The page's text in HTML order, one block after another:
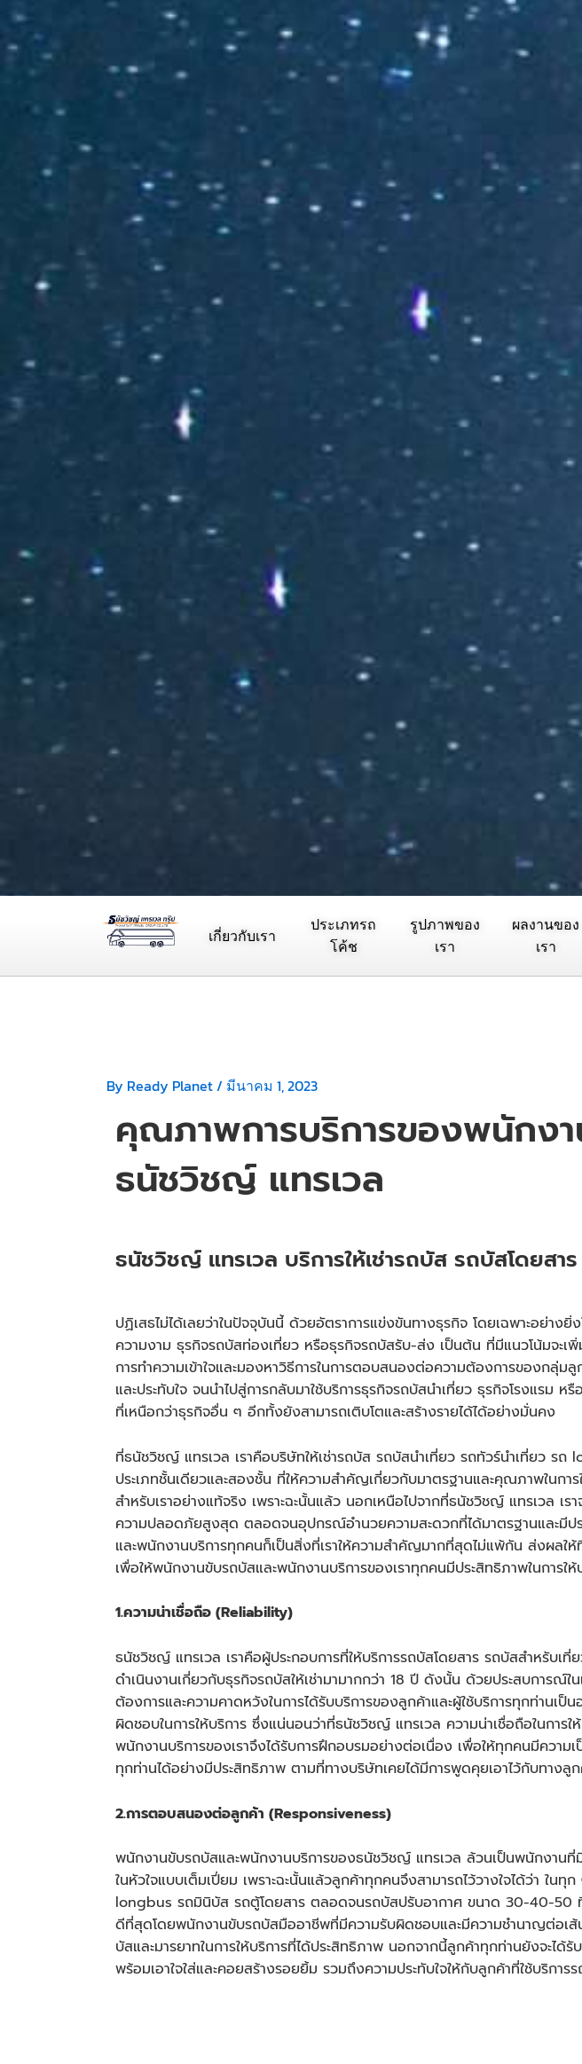
เกี่ยวกับเรา
ประเภทรถ
โค้ช
รูปภาพของ
เรา
ผลงานของ
เรา
By Ready Planet/ มีนาคม 1, 2023
คุณภาพการบริการของพนักง
ธนัชวิชญ์ แทรเวล
ธนัชวิชญ์ แทรเวล บริการให้เช่ารถบัส รถบัสโดยสา
ปฏิเสธไม่ได้เลยว่าในปัจจุบันนี้ ด้วยอัตราการแข่งขันทางธุรกิจ โดยเฉพาะอย่าง
ความงาม ธุรกิจรถบัสท่องเที่ยว หรือธุรกิจรถบัสรับ-ส่ง เป็นต้น ที่มีแนวโน้มจะเ
การทำความเข้าใจและมองหาวิธีการในการตอบสนองต่อความต้องการของกลุ่
และประทับใจ จนนำไปสู่การกลับมาใช้บริการธุรกิจรถบัสนำเที่ยว ธุรกิจโรงแรม ห
ที่เหนือกว่าธุรกิจอื่น ๆ อีกทั้งยังสามารถเติบโตและสร้างรายได้ได้อย่างมั่นคง
ที่ธนัชวิชญ์ แทรเวล เราคือบริษัทให้เช่ารถบัส รถบัสนำเที่ยว รถทัวร์นำเที่ยว ร
ประเภทชั้นเดียวและสองชั้น ที่ให้ความสำคัญเกี่ยวกับมาตรฐานและคุณภาพใน
สำหรับเราอย่างแท้จริง เพราะฉะนั้นแล้ว นอกเหนือไปจากที่ธนัชวิชญ์ แทรเวล เรา
ความปลอดภัยสูงสุด ตลอดจนอุปกรณ์อำนวยความสะดวกที่ได้มาตรฐานและมี
และพนักงานบริการทุกคนก็เป็นสิ่งที่เราให้ความสำคัญมากที่สุดไม่แพ้กัน ส่งผลให้
เพื่อให้พนักงานขับรถบัสและพนักงานบริการของเราทุกคนมีประสิทธิภาพในการ
1.ความน่าเชื่อถือ (Reliability)
ธนัชวิชญ์ แทรเวล เราคือผู้ประกอบการที่ให้บริการรถบัสโดยสาร รถบัสสำหรับเ
ดำเนินงานเกี่ยวกับธุรกิจรถบัสให้เช่ามามากกว่า 18 ปี ดังนั้น ด้วยประสบการณ์ใ
ต้องการและความคาดหวังในการได้รับบริการของลูกค้าและผู้ใช้บริการทุกท่านเ
ผิดชอบในการให้บริการ ซึ่งแน่นอนว่าที่ธนัชวิชญ์ แทรเวล ความน่าเชื่อถือในกา
พนักงานบริการของเราจึงได้รับการฝึกอบรมอย่างต่อเนื่อง เพื่อให้ทุกคนมีควา
ทุกท่านได้อย่างมีประสิทธิภาพ ตามที่ทางบริษัทเคยได้มีการพูดคุยเอาไว้กับทาง
2.การตอบสนองต่อลูกค้า (Responsiveness)
พนักงานขับรถบัสและพนักงานบริการของธนัชวิชญ์ แทรเวล ล้วนเป็นพนักงาน
ในหัวใจแบบเต็มเปี่ยม เพราะฉะนั้นแล้วลูกค้าทุกคนจึงสามารถไว้วางใจได้ว่า ในทุ
longbus รถมินิบัส รถตู้โดยสาร ตลอดจนรถบัสปรับอากาศ ขนาด 30-40-50
ดีที่สุดโดยพนักงานขับรถบัสมืออาชีพที่มีความรับผิดชอบและมีความชำนาญต่อเ
บัสและมารยาทในการให้บริการที่ได้ประสิทธิภาพ นอกจากนี้ลูกค้าทุกท่านยังจะไ
พร้อมเอาใจใส่และคอยสร้างรอยยิ้ม รวมถึงความประทับใจให้กับลูกค้าที่ใช้บริการ